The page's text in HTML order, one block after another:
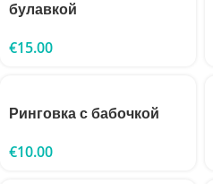
булавкой
€15.00
Ринговка с бабочкой
€10.00